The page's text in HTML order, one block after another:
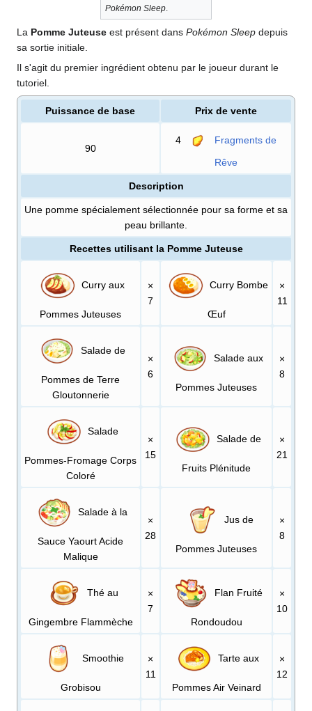
Pokémon Sleep.
La Pomme Juteuse est présent dans Pokémon Sleep depuis
sa sortie initiale.
Il s'agit du premier ingrédient obtenu par le joueur durant le
tutoriel.
Puissance de base Prix de vente
90
4 Fragments de
Rêve
Description
Une pomme spécialement sélectionnée pour sa forme et sa
peau brillante.
Recettes utilisant la Pomme Juteuse
Curry aux
Pommes Juteuses
×
7
Curry Bombe
Œuf
×
11
Salade de
Pommes de Terre
Gloutonnerie
×
6
Salade aux
Pommes Juteuses
×
8
Salade
Pommes-Fromage Corps
Coloré
×
15
Salade de
Fruits Plénitude
×
21
Salade à la
Sauce Yaourt Acide
Malique
×
28
Jus de
Pommes Juteuses
×
8
Thé au
Gingembre Flammèche
×
7
Flan Fruité
Rondoudou
×
10
Smoothie
Grobisou
×
11
Tarte aux
Pommes Air Veinard
×
12